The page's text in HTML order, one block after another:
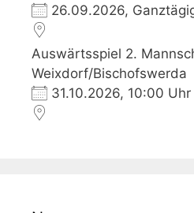
26.09.2026,
Auswärtsspiel 2.
Weixdorf/Bischofswerda
31.10.2026, 10:00 Uhr